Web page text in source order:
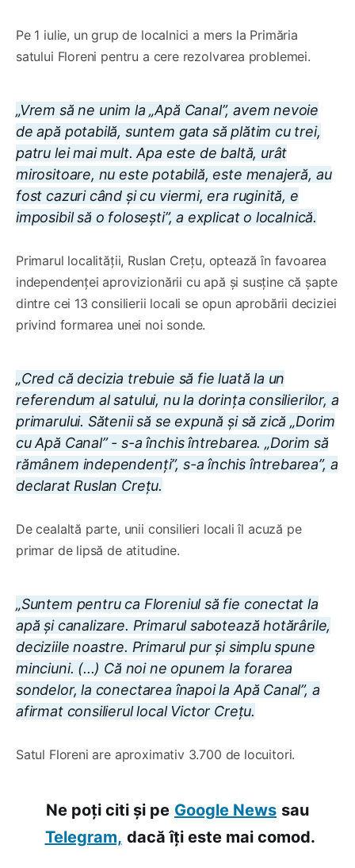
Pe 1 iulie, un grup de localnici a mers la Primăria
satului Floreni pentru a cere rezolvarea problemei.
„Vrem să ne unim la „Apă Canal”, avem nevoie
de apă potabilă, suntem gata să plătim cu trei,
patru lei mai mult. Apa este de baltă, urât
mirositoare, nu este potabilă, este menajeră, au
fost cazuri când și cu viermi, era ruginită, e
imposibil să o folosești”, a explicat o localnică.
Primarul localității, Ruslan Crețu, optează în favoarea
independenței aprovizionării cu apă și susține că șapte
dintre cei 13 consilierii locali se opun aprobării deciziei
privind formarea unei noi sonde.
„Cred că decizia trebuie să fie luată la un
referendum al satului, nu la dorința consilierilor, a
primarului. Sătenii să se expună și să zică „Dorim
cu Apă Canal” - s-a închis întrebarea. „Dorim să
rămânem independenți”, s-a închis întrebarea”, a
declarat Ruslan Crețu.
De cealaltă parte, unii consilieri locali îl acuză pe
primar de lipsă de atitudine.
„Suntem pentru ca Floreniul să fie conectat la
apă și canalizare. Primarul sabotează hotărârile,
deciziile noastre. Primarul pur și simplu spune
minciuni. (...) Că noi ne opunem la forarea
sondelor, la conectarea înapoi la Apă Canal”, a
afirmat consilierul local Victor Crețu.
Satul Floreni are aproximativ 3.700 de locuitori.
Ne poți citi și pe Google News sau
Telegram, dacă îți este mai comod.